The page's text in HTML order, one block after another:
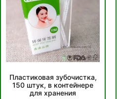
Пластиковая зубочистка,
150 штук, в контейнере
для хранения